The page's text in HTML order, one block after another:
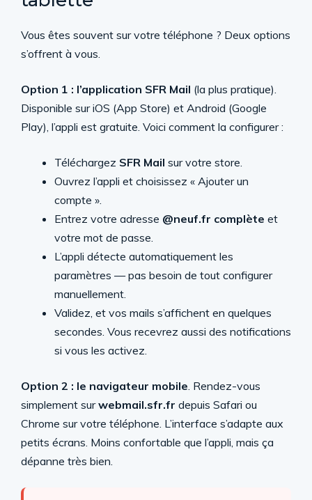
Vous êtes souvent sur votre téléphone ? Deux options
s’offrent à vous.
Option 1 : l’application SFR Mail (la plus pratique).
Disponible sur iOS (App Store) et Android (Google
Play), l’appli est gratuite. Voici comment la configurer :
Téléchargez SFR Mail sur votre store.
Ouvrez l’appli et choisissez « Ajouter un
compte ».
Entrez votre adresse @neuf.fr complète et
votre mot de passe.
L’appli détecte automatiquement les
paramètres — pas besoin de tout configurer
manuellement.
Validez, et vos mails s’affichent en quelques
secondes. Vous recevrez aussi des notifications
si vous les activez.
Option 2 : le navigateur mobile. Rendez-vous
simplement surwebmail.sfr.fr depuis Safari ou
Chrome sur votre téléphone. L’interface s’adapte aux
petits écrans. Moins confortable que l’appli, mais ça
dépanne très bien.